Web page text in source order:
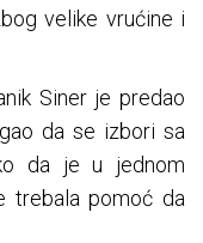
velike vrućine i
Siner je predao
da se izbori sa
da je u jednom
trebala pomoć da